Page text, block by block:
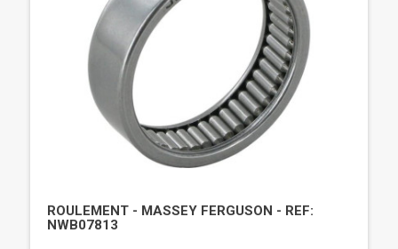
ROULEMENT - MASSEY FERGUSON - REF:
NWB07813